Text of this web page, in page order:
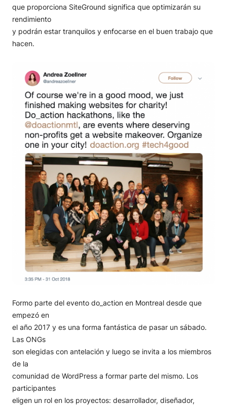
que proporciona SiteGround significa que optimizarán su
rendimiento
y podrán estar tranquilos y enfocarse en el buen trabajo que
hacen.
Formo parte del evento do_action en Montreal desde que
empezó en
el año 2017 y es una forma fantástica de pasar un sábado.
Las ONGs
son elegidas con antelación y luego se invita a los miembros
de la
comunidad de WordPress a formar parte del mismo. Los
participantes
eligen un rol en los proyectos: desarrollador, diseñador,